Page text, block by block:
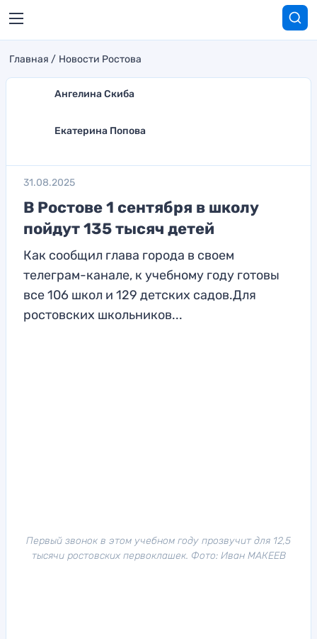
Главная Новости Ростова
Ангелина Скиба
Екатерина Попова
31.08.2025
В Ростове 1 сентября в школу
пойдут 135 тысяч детей
Как сообщил глава города в своем
телеграм-канале, к учебному году готовы
все 106 школ и 129 детских садов.Для
ростовских школьников...
Первый звонок в этом учебном году прозвучит для 12,5
тысячи ростовских первоклашек. Фото: Иван МАКЕЕВ